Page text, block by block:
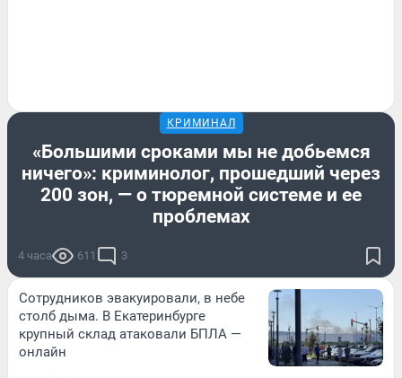
КРИМИНАЛ
«Большими сроками мы не добьемся
ничего»: криминолог, прошедший через
200 зон, — о тюремной системе и ее
проблемах
4 часа 611 3
Сотрудников эвакуировали, в небе
столб дыма. В Екатеринбурге
крупный склад атаковали БПЛА —
онлайн